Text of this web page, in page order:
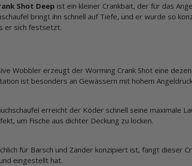
Shot Deep ist ein kleiner Crankbait, der für das
bringt ihn schnell auf Tiefe, und er wurde so
er sich festsetzt.
Wobbler erzeugt der Worming Crank Shot eine
ist besonders an Gewässern mit hohem
erreicht der Köder schnell seine maximale
um Fische aus dichter Deckung zu locken.
für Barsch und Zander konzipiert ist, fängt dieser
eingestellt hat.